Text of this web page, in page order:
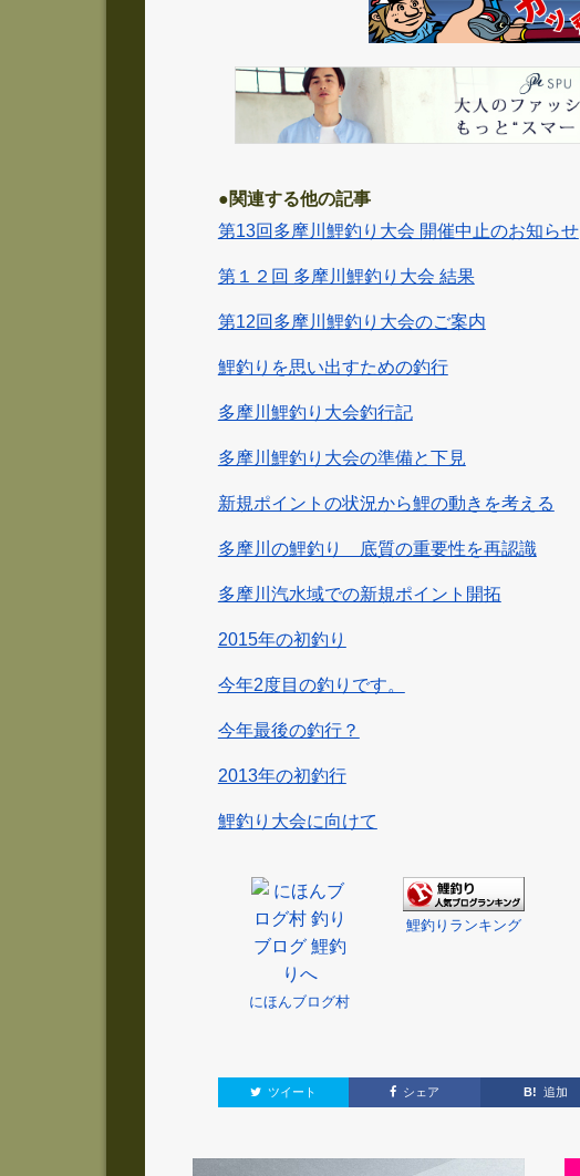
●関連する他の記事
第13回多摩川鯉釣り大会 開催中止のお知らせ
第１２回 多摩川鯉釣り大会 結果
第12回多摩川鯉釣り大会のご案内
鯉釣りを思い出すための釣行
多摩川鯉釣り大会釣行記
多摩川鯉釣り大会の準備と下見
新規ポイントの状況から鯉の動きを考える
多摩川の鯉釣り 底質の重要性を再認識
多摩川汽水域での新規ポイント開拓
2015年の初釣り
今年2度目の釣りです。
今年最後の釣行？
2013年の初釣行
鯉釣り大会に向けて
にほんブログ村
鯉釣りランキング
ツイート シェア B! 追加